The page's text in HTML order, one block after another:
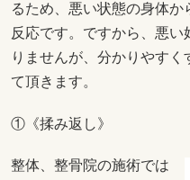
るため、悪い状態の身体
反応です。ですから、悪
りませんが、分かりやす
て頂きます。
①《揉み返し》
整体、整骨院の施術では